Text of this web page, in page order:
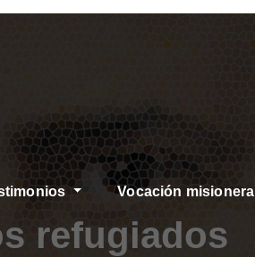
Vocación misionera
refugiados